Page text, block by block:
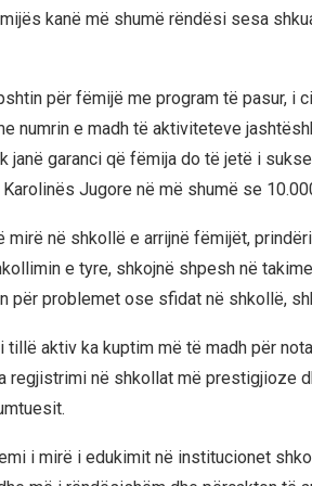
kanë më shumë rëndësi sesa
për fëmijë me program të pasur, i
numrin e madh të aktiviteteve
janë garanci që fëmija do të jetë i
Jugore në më shumë se
mirë në shkollë e arrijnë fëmijët,
e tyre, shkojnë shpesh në
për problemet ose sfidat në shkollë,
tillë aktiv ka kuptim më të madh për
regjistrimi në shkollat më prestigjioze
i mirë i edukimit në institucionet